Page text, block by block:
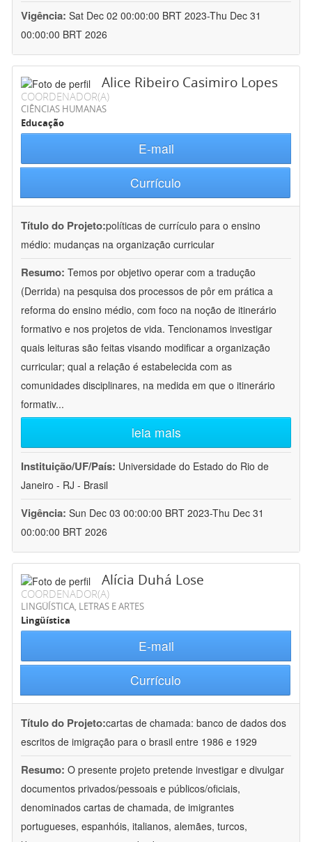
Vigência: Sat Dec 02 00:00:00 BRT 2023-Thu Dec 31
00:00:00 BRT 2026
Alice Ribeiro Casimiro Lopes
COORDENADOR(A)
CIÊNCIAS HUMANAS
Educação
E-mail
Currículo
Título do Projeto:políticas de currículo para o ensino
médio: mudanças na organização curricular
Resumo: Temos por objetivo operar com a tradução
(Derrida) na pesquisa dos processos de pôr em prática a
reforma do ensino médio, com foco na noção de itinerário
formativo e nos projetos de vida. Tencionamos investigar
quais leituras são feitas visando modificar a organização
curricular; qual a relação é estabelecida com as
comunidades disciplinares, na medida em que o itinerário
formativ...
leia mais
Instituição/UF/País: Universidade do Estado do Rio de
Janeiro - RJ - Brasil
Vigência: Sun Dec 03 00:00:00 BRT 2023-Thu Dec 31
00:00:00 BRT 2026
Alícia Duhá Lose
COORDENADOR(A)
LINGÜÍSTICA, LETRAS E ARTES
Lingüística
E-mail
Currículo
Título do Projeto:cartas de chamada: banco de dados dos
escritos de imigração para o brasil entre 1986 e 1929
Resumo: O presente projeto pretende investigar e divulgar
documentos privados/pessoais e públicos/oficiais,
denominados cartas de chamada, de imigrantes
portugueses, espanhóis, italianos, alemães, turcos,